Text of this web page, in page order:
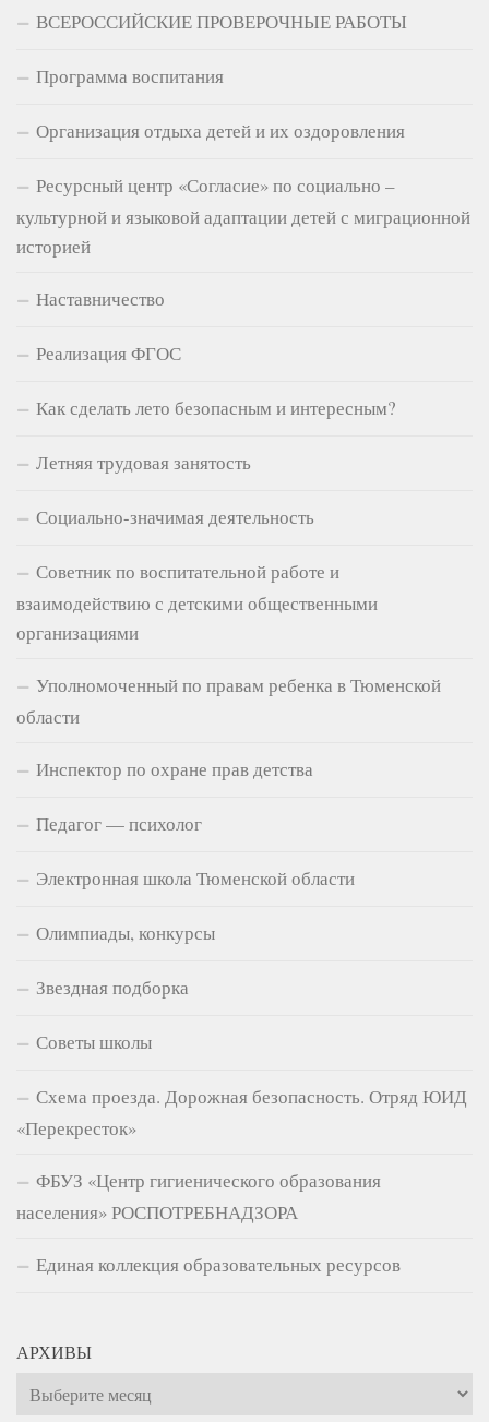
ВСЕРОССИЙСКИЕ ПРОВЕРОЧНЫЕ РАБОТЫ
Программа воспитания
Организация отдыха детей и их оздоровления
Ресурсный центр «Согласие» по социально –
культурной и языковой адаптации детей с миграционной
историей
Наставничество
Реализация ФГОС
Как сделать лето безопасным и интересным?
Летняя трудовая занятость
Социально-значимая деятельность
Советник по воспитательной работе и
взаимодействию с детскими общественными
организациями
Уполномоченный по правам ребенка в Тюменской
области
Инспектор по охране прав детства
Педагог — психолог
Электронная школа Тюменской области
Олимпиады, конкурсы
Звездная подборка
Советы школы
Схема проезда. Дорожная безопасность. Отряд ЮИД
«Перекресток»
ФБУЗ «Центр гигиенического образования
населения» РОСПОТРЕБНАДЗОРА
Единая коллекция образовательных ресурсов
АРХИВЫ
Архивы